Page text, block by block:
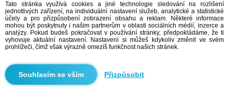
Tato stránka využívá cookies a jiné technologie sledování na rozlišení
jednotlivých zařízení, na individuální nastavení služeb, analytické a statistické
účely a pro přizpůsobení zobrazení obsahu a reklam. Některé informace
mohou být poskytnuty i našim partnerům v oblasti sociálních médií, inzerce a
analýzy. Pokud budeš pokračovat v používání stránky, předpokládáme, že ti
vyhovuje aktuální nastavení. Nastavení si můžeš kdykoliv změnit ve svém
prohlížeči, čímž však výrazně omezíš funkčnost našich stránek.
Přizpůsobit